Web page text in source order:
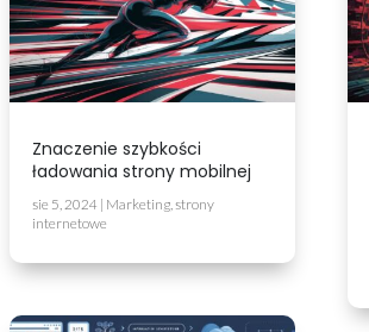
Znaczenie szybkości
ładowania strony mobilnej
sie 5, 2024 | Marketing,strony
internetowe